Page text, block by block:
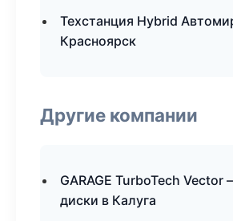
Техстанция Hybrid
Красноярск
Другие компании
GARAGE TurboTech
диски в Калуга